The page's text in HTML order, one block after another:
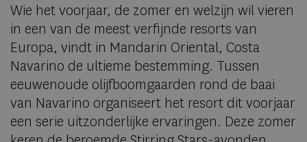
Wie het voorjaar, de zomer en welzijn wil vieren
in een van de meest verfijnde resorts van
Europa, vindt in Mandarin Oriental, Costa
Navarino de ultieme bestemming. Tussen
eeuwenoude olijfboomgaarden rond de baai
van Navarino organiseert het resort dit voorjaar
een serie uitzonderlijke ervaringen. Deze zomer